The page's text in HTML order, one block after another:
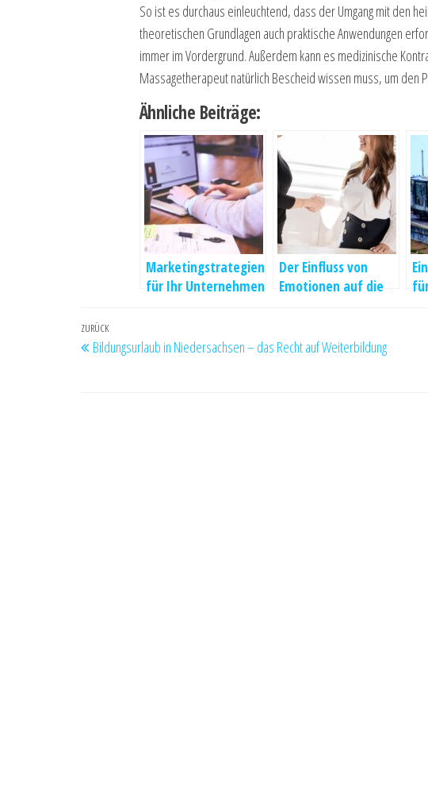
So ist es durchaus einleuchtend, dass der Umgang mit den
theoretischen Grundlagen auch praktische Anwendungen
immer im Vordergrund. Außerdem kann es medizinische
Massagetherapeut natürlich Bescheid wissen muss, um den
Ähnliche Beiträge:
Marketingstrategien
für Ihr Unternehmen
Der Einfluss von
Emotionen auf die
Beitragsnavigation
Vorheriger
Beitrag
ZURÜCK
Bildungsurlaub in Niedersachsen – das Recht auf Weiterbildung